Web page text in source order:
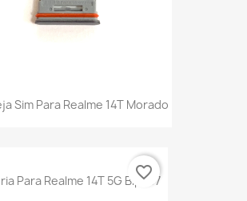
Sim Para Realme 14T Morado
Para Realme 14T 5G Blpc07
favorite_border